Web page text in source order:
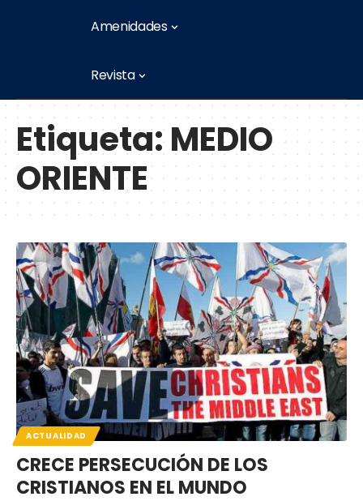
Amenidades
Revista
Etiqueta:MEDIO
ORIENTE
ACTUALIDAD
CRECE PERSECUCIÓN DE LOS
CRISTIANOS EN EL MUNDO